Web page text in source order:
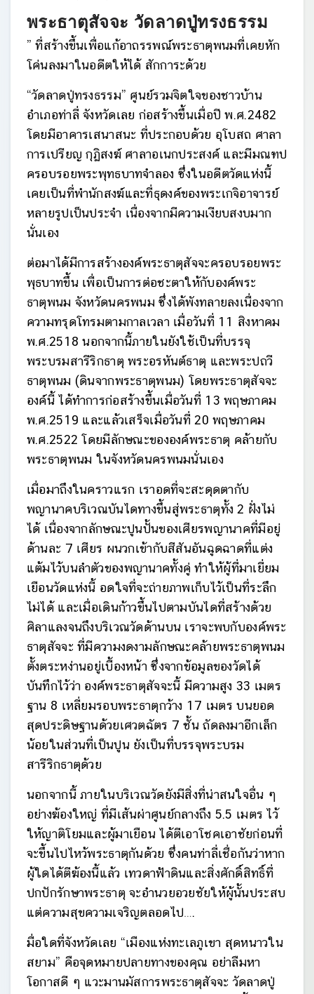
พระธาตุสัจจะ วัดลาดปู่ทรงธรรม
” ที่สร้างขึ้นเพื่อแก้อาถรรพณ์พระธาตุพนมที่เคยหัก
โค่นลงมาในอดีตให้ได้ สักการะด้วย
“วัดลาดปู่ทรงธรรม” ศูนย์รวมจิตใจของชาวบ้าน
อำเภอท่าลี่ จังหวัดเลย ก่อสร้างขึ้นเมื่อปี พ.ศ.2482
โดยมีอาคารเสนาสนะ ที่ประกอบด้วย อุโบสถ ศาลา
การเปรียญ กุฏิสงฆ์ ศาลาอเนกประสงค์ และมีมณฑป
ครอบรอยพระพุทธบาทจำลอง ซึ่งในอดีตวัดแห่งนี้
เคยเป็นที่พำนักสงฆ์และที่ธุดงค์ของพระเกจิอาจารย์
หลายรูปเป็นประจำ เนื่องจากมีความเงียบสงบมาก
นั่นเอง
ต่อมาได้มีการสร้างองค์พระธาตุสัจจะครอบรอยพระ
พุธบาทขึ้น เพื่อเป็นการต่อชะตาให้กับองค์พระ
ธาตุพนม จังหวัดนครพนม ซึ่งได้พังทลายลงเนื่องจาก
ความทรุดโทรมตามกาลเวลา เมื่อวันที่ 11 สิงหาคม
พ.ศ.2518 นอกจากนี้ภายในยังใช้เป็นที่บรรจุ
พระบรมสารีริกธาตุ พระอรหันต์ธาตุ และพระปถวี
ธาตุพนม (ดินจากพระธาตุพนม) โดยพระธาตุสัจจะ
องค์นี้ ได้ทำการก่อสร้างขึ้นเมื่อวันที่ 13 พฤษภาคม
พ.ศ.2519 และแล้วเสร็จเมื่อวันที่ 20 พฤษภาคม
พ.ศ.2522 โดยมีลักษณะขององค์พระธาตุ คล้ายกับ
พระธาตุพนม ในจังหวัดนครพนมนั่นเอง
เมื่อมาถึงในคราวแรก เราอดที่จะสะดุดตากับ
พญานาคบริเวณบันไดทางขึ้นสู่พระธาตุทั้ง 2 ฝั่งไม่
ได้ เนื่องจากลักษณะปูนปั้นของเศียรพญานาคที่มีอยู่
ด้านละ 7 เศียร ผนวกเข้ากับสีสันอันฉูดฉาดที่แต่ง
แต้มไว้บนลำตัวของพญานาคทั้งคู่ ทำให้ผู้ที่มาเยี่ยม
เยือนวัดแห่งนี้ อดใจที่จะถ่ายภาพเก็บไว้เป็นที่ระลึก
ไม่ได้ และเมื่อเดินก้าวขึ้นไปตามบันไดที่สร้างด้วย
ศิลาแลงจนถึงบริเวณวัดด้านบน เราจะพบกับองค์พระ
ธาตุสัจจะ ที่มีความงดงามลักษณะคล้ายพระธาตุพนม
ตั้งตระหง่านอยู่เบื้องหน้า ซึ่งจากข้อมูลของวัดได้
บันทึกไว้ว่า องค์พระธาตุสัจจะนี้ มีความสูง 33 เมตร
ฐาน 8 เหลี่ยมรอบพระธาตุกว้าง 17 เมตร บนยอด
สุดประดิษฐานด้วยเศวตฉัตร 7 ชั้น ถัดลงมาอีกเล็ก
น้อยในส่วนที่เป็นปูน ยังเป็นที่บรรจุพระบรม
สารีริกธาตุด้วย
นอกจากนี้ ภายในบริเวณวัดยังมีสิ่งที่น่าสนใจอื่น ๆ
อย่างฆ้องใหญ่ ที่มีเส้นผ่าศูนย์กลางถึง 5.5 เมตร ไว้
ให้ญาติโยมและผู้มาเยือน ได้ตีเอาโชคเอาชัยก่อนที่
จะขึ้นไปไหว้พระธาตุกันด้วย ซึ่งคนท่าลี่เชื่อกันว่าหาก
ผู้ใดได้ตีฆ้องนี้แล้ว เทวดาฟ้าดินและสิ่งศักดิ์สิทธิ์ที่
ปกปักรักษาพระธาตุ จะอำนวยอวยชัยให้ผู้นั้นประสบ
แต่ความสุขความเจริญตลอดไป….
มื่อใดที่จังหวัดเลย “เมืองแห่งทะเลภูเขา สุดหนาวใน
สยาม” คือจุดหมายปลายทางของคุณ อย่าลืมหา
โอกาสดี ๆ แวะมานมัสการพระธาตุสัจจะ วัดลาดปู่